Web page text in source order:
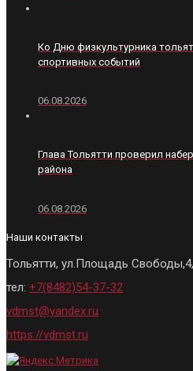
Ко Дню физкультурника
спортивных событий
06.08.2026
Глава Тольятти проверил
района
06.08.2026
Наши контакты
Тольятти, ул.Площадь Свободы,4,
тел: +7(8482)54-37-32
vdmst@yandex.ru
https://vdmst.ru